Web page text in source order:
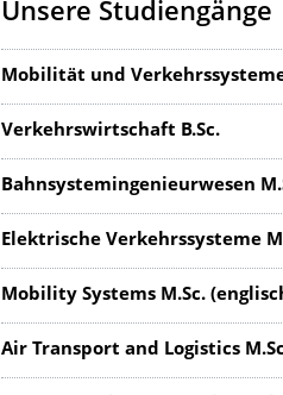
Unsere Studiengänge
Mobilität und Verkehrssysteme
Verkehrswirtschaft B.Sc.
Bahnsystemingenieurwesen
Elektrische Verkehrssysteme
Mobility Systems M.Sc.
Air Transport and Logistics